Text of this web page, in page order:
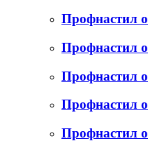
Профнастил
Профнастил
Профнастил
Профнастил
Профнастил